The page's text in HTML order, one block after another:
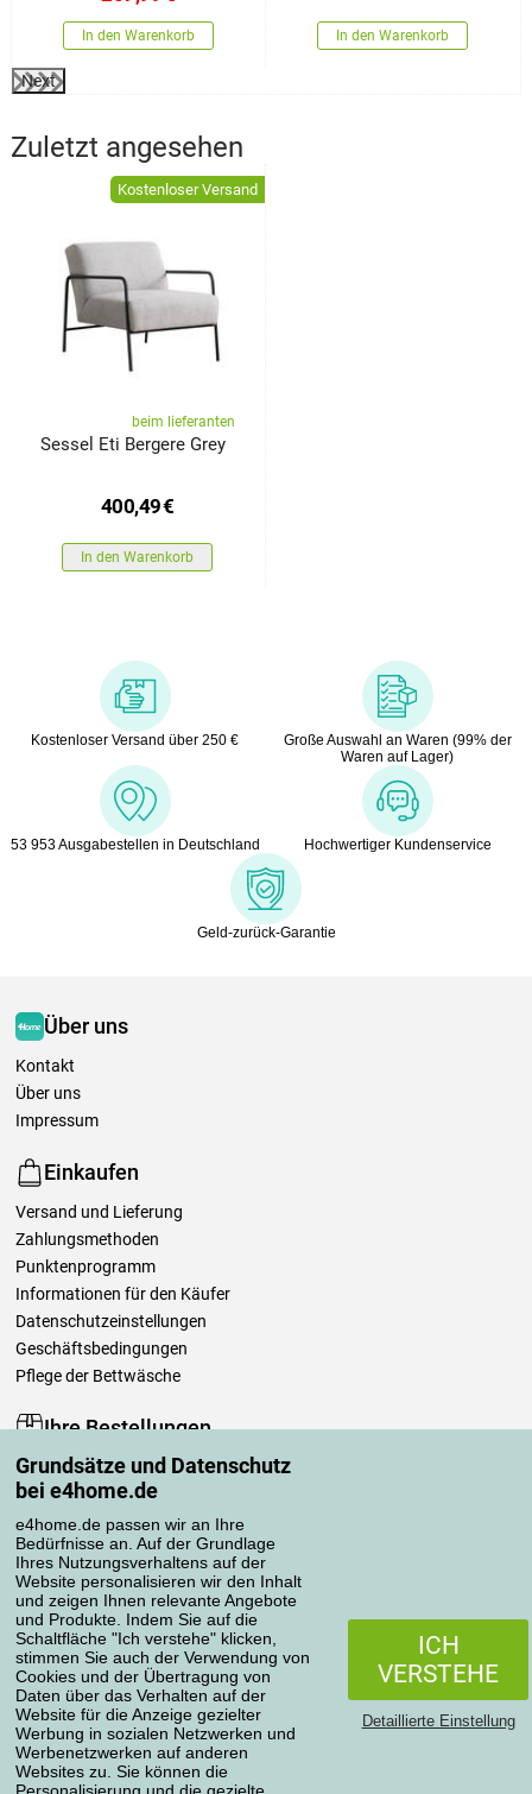
Grundsätze und Datenschutz
bei e4home.de
e4home.de passen wir an Ihre
Bedürfnisse an. Auf der Grundlage
Ihres Nutzungsverhaltens auf der
Website personalisieren wir den Inhalt
und zeigen Ihnen relevante Angebote
und Produkte. Indem Sie auf die
Schaltfläche "Ich verstehe" klicken,
stimmen Sie auch der Verwendung von
Cookies und der Übertragung von
Daten über das Verhalten auf der
Website für die Anzeige gezielter
Werbung in sozialen Netzwerken und
Werbenetzwerken auf anderen
Websites zu. Sie können die
ICH
VERSTEHE
Detaillierte Einstellung
In den Warenkorb In den Warenkorb
Next
Zuletzt angesehen
Kostenloser Versand
beim lieferanten
Sessel Eti Bergere Grey
400,49€
In den Warenkorb
Kostenloser Versand über 250 €
Große Auswahl an Waren (99% der
Waren auf Lager)
53 953 Ausgabestellen in Deutschland Hochwertiger Kundenservice
Geld-zurück-Garantie
Über uns
Kontakt
Über uns
Impressum
Einkaufen
Versand und Lieferung
Zahlungsmethoden
Punktenprogramm
Informationen für den Käufer
Datenschutzeinstellungen
Geschäftsbedingungen
Pflege der Bettwäsche
Ihre Bestellungen
Mein Konto
Bestellübersicht
Reklamationen
Widerrufsbelehrung
Einfach mehr wissen
Richtlinien zur Verarbeitung von Bewertungen
Transportarten
Zahlungsmethoden